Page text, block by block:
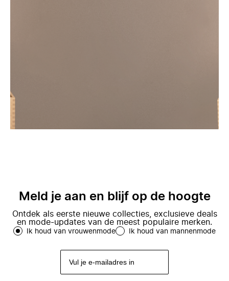
Meld je aan en blijf op de hoogte
Ontdek als eerste nieuwe collecties, exclusieve deals
en mode-updates van de meest populaire merken.
Ik houd van vrouwenmode Ik houd van mannenmode